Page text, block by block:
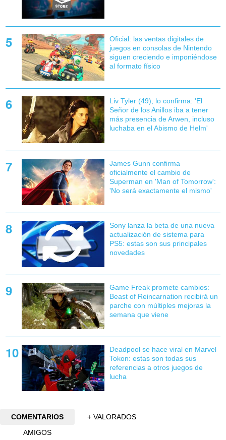
Oficial: las ventas digitales de
juegos en consolas de Nintendo
siguen creciendo e imponiéndose
al formato físico
Liv Tyler (49), lo confirma: 'El
Señor de los Anillos iba a tener
más presencia de Arwen, incluso
luchaba en el Abismo de Helm'
James Gunn confirma
oficialmente el cambio de
Superman en 'Man of Tomorrow':
'No será exactamente el mismo'
Sony lanza la beta de una nueva
actualización de sistema para
PS5: estas son sus principales
novedades
Game Freak promete cambios:
Beast of Reincarnation recibirá un
parche con múltiples mejoras la
semana que viene
Deadpool se hace viral en Marvel
Tokon: estas son todas sus
referencias a otros juegos de
lucha
COMENTARIOS
+ VALORADOS
AMIGOS